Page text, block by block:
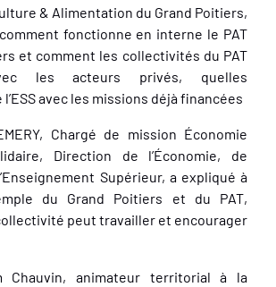
& Alimentation du Grand Poitiers,
fonctionne en interne le PAT
et comment les collectivités du PAT
les acteurs privés, quelles
avec les missions déjà financées
Chargé de mission Économie
Direction de l’Économie, de
Supérieur, a expliqué à
du Grand Poitiers et du PAT,
peut travailler et encourager
Chauvin, animateur territorial à la